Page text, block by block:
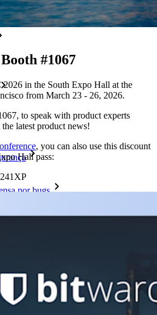
por bugs
do Bitwarden
#1067
in the South Expo Hall at the
from March 23 - 26, 2026.
to speak with product experts
latest product news!
, you can also use this discount
Hall pass: